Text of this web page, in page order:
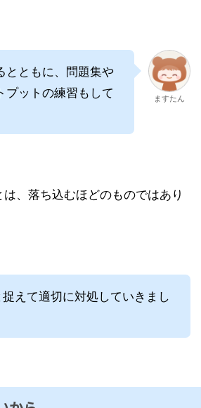
とともに、問題集や
プットの練習もして
ますたん
、落ち込むほどのものではあり
えて適切に対処していきまし